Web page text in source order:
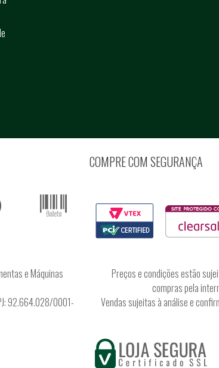
COMPRE COM SEGURANÇA
e Máquinas
92.664.028/0001-
Preços e condições estão
compras pela
Vendas sujeitas à análise e